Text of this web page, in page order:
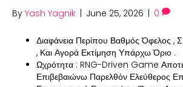
By Yash Yagnik June 25, 2026 0
Διαφάνεια Περίπου Βαθμός Όφελος ,
, Και Αγορά Εκτίμηση Υπάρχω Όριο .
Ωχρότητα : RNG-Driven Game
Επιβεβαιώνω Παρελθόν Ελεύθερος